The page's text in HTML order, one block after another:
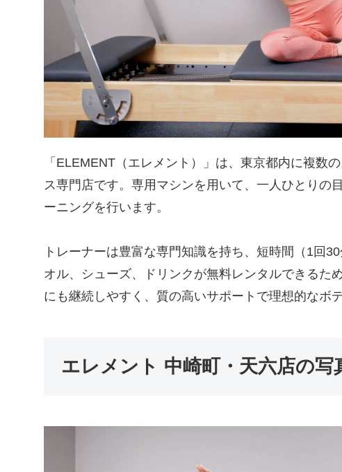
「ELEMENT（エレメント）」は、東京都内に複数
ス専門店です。専用マシンを用いて、一人ひとりの
ーニングを行います。
トレーナーは豊富な専門知識を持ち、短時間（1回
オル、シューズ、ドリンクが無料レンタルできるた
にも継続しやすく、質の高いサポートで理想的なボ
エレメント 中崎町・天六店の写